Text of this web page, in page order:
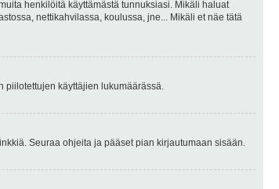
henkilöitä käyttämästä tunnuksiasi. Mikäli haluat
nettikahvilassa, koulussa, jne... Mikäli et näe tätä
piilotettujen käyttäjien lukumäärässä.
linkkiä. Seuraa ohjeita ja pääset pian kirjautumaan sisään.